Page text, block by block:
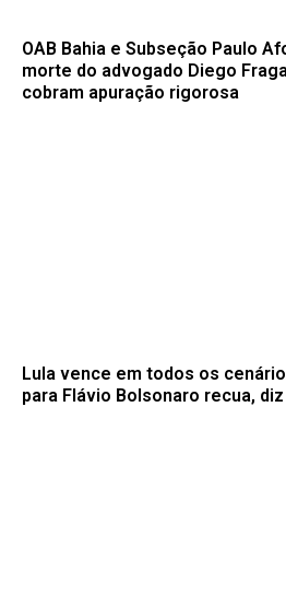
OAB Bahia e Subseção Paulo
morte do advogado Diego
cobram apuração rigorosa
Lula vence em todos os
para Flávio Bolsonaro recua,